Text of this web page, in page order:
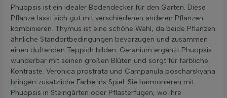
Phuopsis ist ein idealer Bodendecker für den Garten. Diese
Pflanze lässt sich gut mit verschiedenen anderen Pflanzen
kombinieren. Thymus ist eine schöne Wahl, da beide Pflanzen
ähnliche Standortbedingungen bevorzugen und zusammen
einen duftenden Teppich bilden. Geranium ergänzt Phuopsis
wunderbar mit seinen großen Blüten und sorgt für farbliche
Kontraste. Veronica prostrata und Campanula poscharskyana
bringen zusätzliche Farbe ins Spiel. Sie harmonieren mit
Phuopsis in Steingärten oder Pflasterfugen, wo ihre